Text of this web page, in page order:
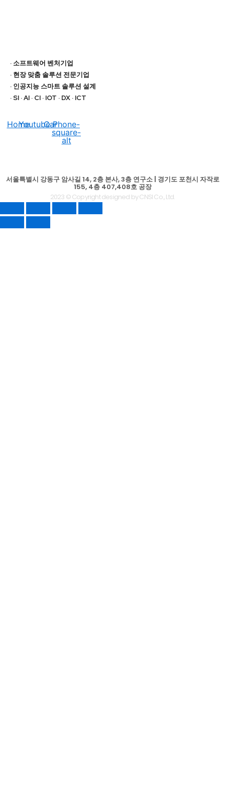
· 소프트웨어 벤처기업
· 현장 맞춤 솔루션 전문기업
· 인공지능 스마트 솔루션 설계
· SI · AI · CI · IOT · DX · ICT
HomeYoutubeCarPhone-
square-
alt
서울특별시 강동구 암사길 14, 2층 본사, 3층 연구소 | 경기도 포천시 자작로
155, 4층 407,408호 공장
2023 © Copyright designed by CNSI Co., Ltd.